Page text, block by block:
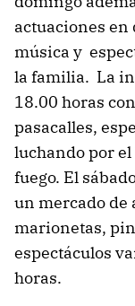
actuaciones
música y
la familia. La
18.00 horas
pasacalles,
luchando por
fuego. El
un mercado de
marionetas,
espectáculos
horas.